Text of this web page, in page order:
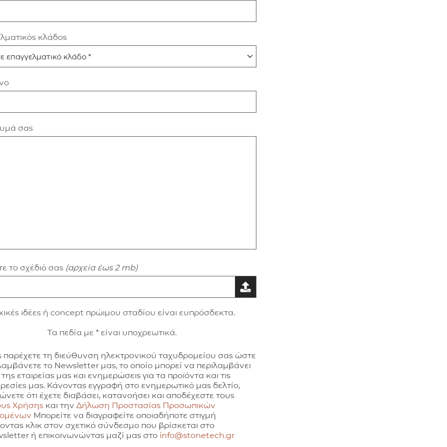
κλάδος
σας
το σχέδιό σας (αρχεία έως 2 mb)
ιδέες ή concept πρώιμου σταδίου είναι ευπρόσδεκτα.
Τα πεδία με * είναι υποχρεωτικά.
τη διεύθυνση ηλεκτρονικού ταχυδρομείου σας ώστε
το Newsletter μας, το οποίο μπορεί να περιλαμβάνει
εταιρείας μας και ενημερώσεις για τα προϊόντα και τις
μας. Κάνοντας εγγραφή στο ενημερωτικό μας δελτίο,
ότι έχετε διαβάσει, κατανοήσει και αποδέχεστε τους
Χρήσης και την Δήλωση Προστασίας Προσωπικών
Μπορείτε να διαγραφείτε οποιαδήποτε στιγμή
κλικ στον σχετικό σύνδεσμο που βρίσκεται στο
ή επικοινωνώντας μαζί μας στο info@stonetech.gr